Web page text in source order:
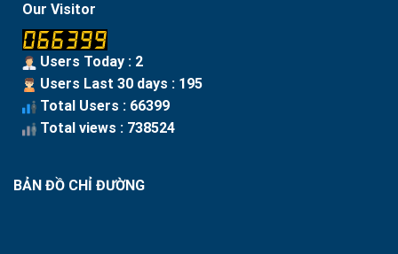
Our Visitor
Users Today : 2
Users Last 30 days : 195
Total Users : 66399
Total views : 738524
BẢN ĐỒ CHỈ ĐƯỜNG